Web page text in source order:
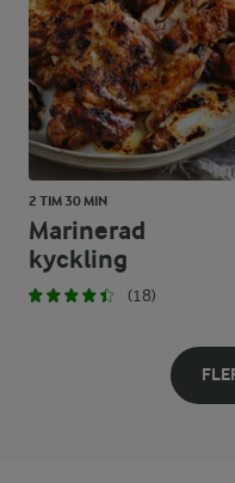
2 TIM 30 MIN
Marinerad
kyckling
(18)